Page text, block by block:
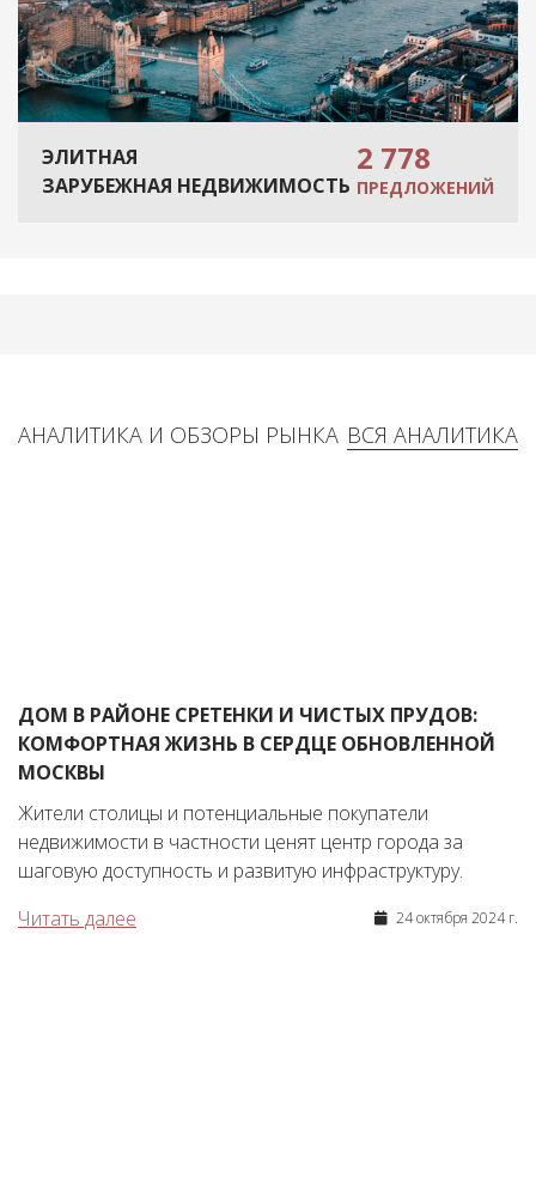
ЭЛИТНАЯ
ЗАРУБЕЖНАЯ НЕДВИЖИМОСТЬ
2 778
ПРЕДЛОЖЕНИЙ
ВСЯ АНАЛИТИКА
АНАЛИТИКА И ОБЗОРЫ РЫНКА
ДОМ В РАЙОНЕ СРЕТЕНКИ И ЧИСТЫХ ПРУДОВ:
КОМФОРТНАЯ ЖИЗНЬ В СЕРДЦЕ ОБНОВЛЕННОЙ
МОСКВЫ
Жители столицы и потенциальные покупатели
недвижимости в частности ценят центр города за
шаговую доступность и развитую инфраструктуру.
Читать далее
24 октября 2024 г.